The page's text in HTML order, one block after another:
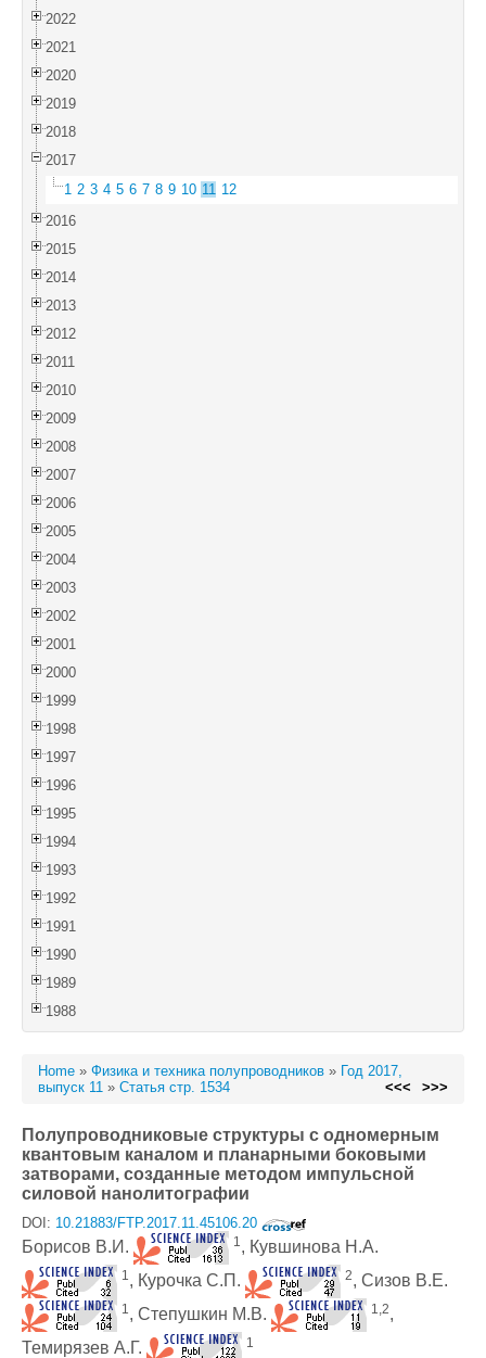
2022
2021
2020
2019
2018
2017
1 2 3 4 5 6 7 8 9 10 11 12
2016
2015
2014
2013
2012
2011
2010
2009
2008
2007
2006
2005
2004
2003
2002
2001
2000
1999
1998
1997
1996
1995
1994
1993
1992
1991
1990
1989
1988
Home » Физика и техника полупроводников » Год 2017,
выпуск 11 » Статья стр. 1534 <<< >>>
Полупроводниковые структуры с одномерным
квантовым каналом и планарными боковыми
затворами, созданные методом импульсной
силовой нанолитографии
DOI: 10.21883/FTP.2017.11.45106.20
Борисов В.И. 1 , Кувшинова Н.А.
1 , Курочка С.П. 2, Сизов В.Е.
1 , Степушкин М.В. 1,2,
Темирязев А.Г.
1